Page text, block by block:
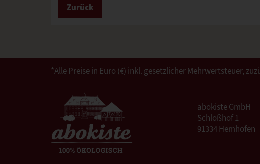
Zurück
*Alle Preise in Euro (€) inkl. gesetzlicher Mehrwertsteuer,
abokiste GmbH
Schloßhof 1
91334 Hemhofen